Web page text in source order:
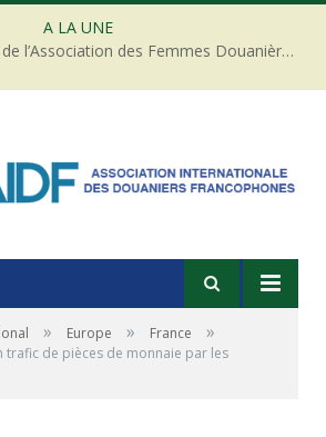
A LA UNE
20ème anniversaire de l’Association des Femmes Douanières de Côte d’ivoire
» Europe » France »
trafic de pièces de monnaie par les